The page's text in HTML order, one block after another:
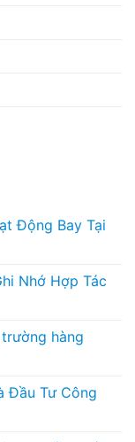
Động Bay Tại
Nhớ Hợp Tác
hàng
Đầu Tư Công